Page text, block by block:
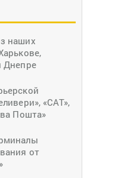
наших
Днепре
«САТ»,
Пошта»
от